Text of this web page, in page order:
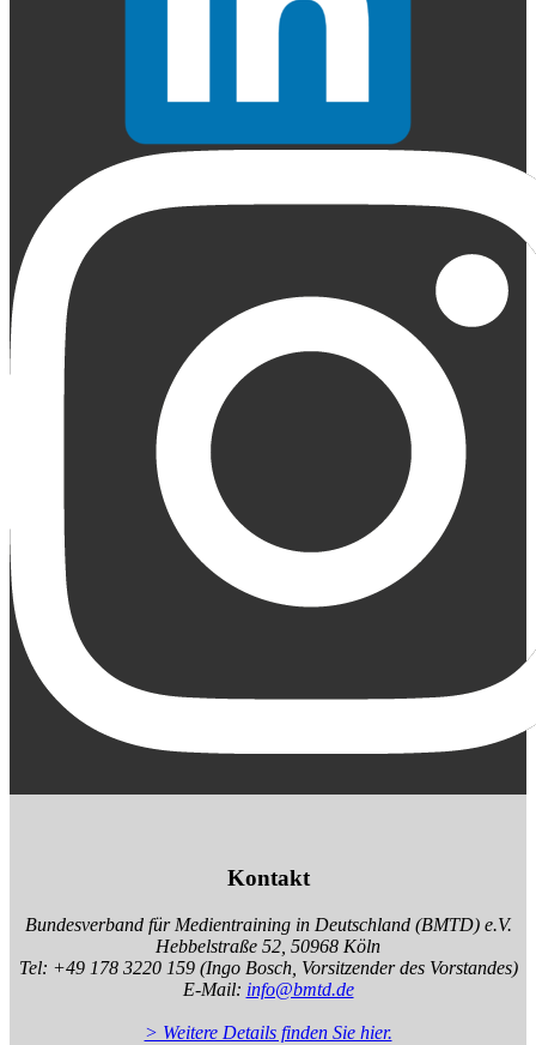
Kontakt
Bundesverband für Medientraining in Deutschland (BMTD) e.V.
Hebbelstraße 52, 50968 Köln
Tel: +49 178 3220 159 (Ingo Bosch, Vorsitzender des Vorstandes)
E-Mail: info@bmtd.de
> Weitere Details finden Sie hier.